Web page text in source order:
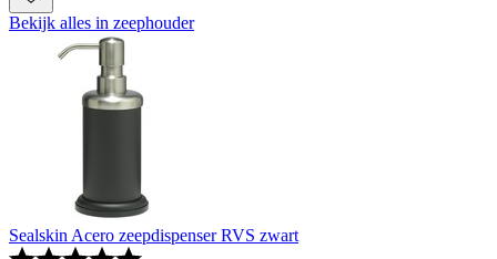
Bekijk alles in zeephouder
Sealskin Acero zeepdispenser RVS zwart